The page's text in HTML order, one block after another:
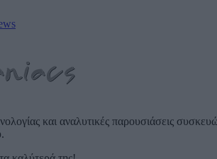
και αναλυτικές παρουσιάσεις